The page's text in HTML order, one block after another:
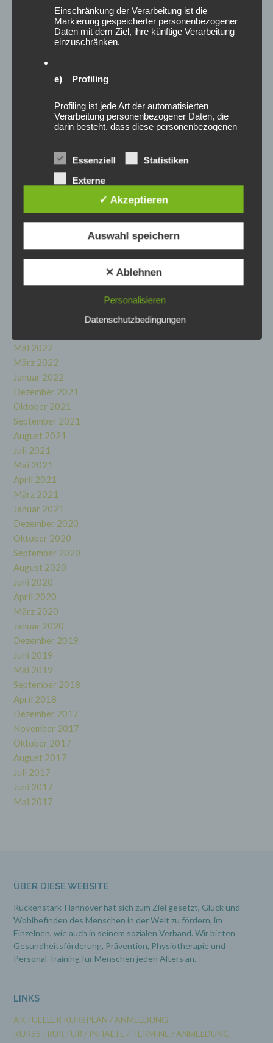
Oktober 2024
September 2024
August 2024
März 2024
Februar 2024
Dezember 2023
November 2023
Oktober 2023
Juni 2023
Februar 2023
Dezember 2022
Mai 2022
März 2022
Januar 2022
Dezember 2021
Oktober 2021
September 2021
August 2021
Juli 2021
Mai 2021
April 2021
März 2021
Januar 2021
Dezember 2020
Oktober 2020
September 2020
August 2020
Juni 2020
April 2020
März 2020
Januar 2020
Dezember 2019
Juni 2019
Mai 2019
September 2018
April 2018
Dezember 2017
November 2017
Oktober 2017
August 2017
Juli 2017
Juni 2017
Mai 2017
ÜBER DIESE WEBSITE
Rückenstark-Hannover hat sich zum Ziel gesetzt, Glück und
Wohlbefinden des Menschen in der Welt zu fördern, im
Einzelnen, wie auch in seinem sozialen Verband. Wir bieten
Gesundheitsförderung, Prävention, Physiotherapie und
Personal Training für Menschen jeden Alters an.
LINKS
AKTUELLER KURSPLAN / ANMELDUNG
KURSSTRUKTUR / INHALTE / TERMINE / ANMELDUNG
Einschränkung der Verarbeitung ist die
Markierung gespeicherter personenbezogener
Daten mit dem Ziel, ihre künftige Verarbeitung
einzuschränken.
e) Profiling
Profiling ist jede Art der automatisierten
Verarbeitung personenbezogener Daten, die
darin besteht, dass diese personenbezogenen
Person beziehen, zu bewerten, insbesondere,
um Aspekte bezüglich Arbeitsleistung,
wirtschaftlicher Lage, Gesundheit, persönlicher
Vorlieben, Interessen, Zuverlässigkeit,
Verhalten, Aufenthaltsort oder Ortswechsel
dieser natürlichen Person zu analysieren oder
vorherzusagen.
f) Pseudonymisierung
Pseudonymisierung ist die Verarbeitung
personenbezogener Daten in einer Weise, auf
welche die personenbezogenen Daten ohne
Hinzuziehung zusätzlicher Informationen nicht
mehr einer spezifischen betroffenen Person
organisatorischen Maßnahmen unterliegen, die
gewährleisten, dass die personenbezogenen
Daten nicht einer identifizierten oder
identifizierbaren natürlichen Person zugewiesen
werden.
Verantwortlicher oder für die Verarbeitung
Verantwortlicher ist die natürliche oder
juristische Person, Behörde, Einrichtung oder
andere Stelle, die allein oder gemeinsam mit
anderen über die Zwecke und Mittel der
Verarbeitung von personenbezogenen Daten
entscheidet. Sind die Zwecke und Mittel dieser
Verarbeitung durch das Unionsrecht oder das
Recht der Mitgliedstaaten vorgegeben, so kann
nach dem Unionsrecht oder dem Recht der
Mitgliedstaaten vorgesehen werden.
h) Auftragsverarbeiter
juristische Person, Behörde, Einrichtung oder
Auftrag des Verantwortlichen verarbeitet.
i) Empfänger
Dritter ist eine natürliche oder juristische Person,
Behörde, Einrichtung oder andere Stelle außer
der betroffenen Person, dem Verantwortlichen,
dem Auftragsverarbeiter und den Personen, die
unter der unmittelbaren Verantwortung des
k) Einwilligung
Essenziell
Statistiken
Externe
Dienste✓ Akzeptieren
Auswahl speichern
✕ Ablehnen
Personalisieren
Datenschutzbedingungen